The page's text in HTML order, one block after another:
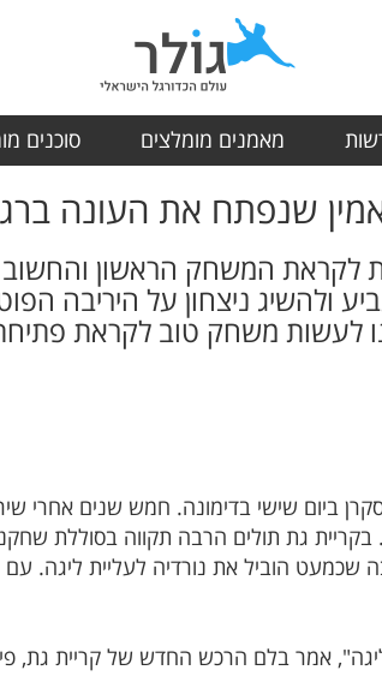
מאמנים מומלצים סוכנים
שנפתח את העונה
לקראת המשחק הראשון
ולהשיג ניצחון על היריבה
לעשות משחק טוב לקראת
ביום שישי בדימונה. חמש שנים אחרי
גת תולים הרבה תקווה בסוללת
הוביל את נורדיה לעליית ליגה. עם
אמר בלם הרכש החדש של קריית גת,